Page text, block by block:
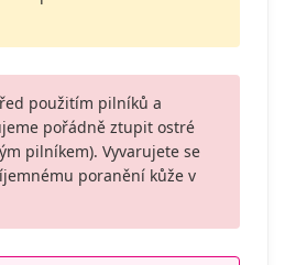
použitím pilníků a
pořádně ztupit ostré
pilníkem). Vyvarujete se
poranění kůže v